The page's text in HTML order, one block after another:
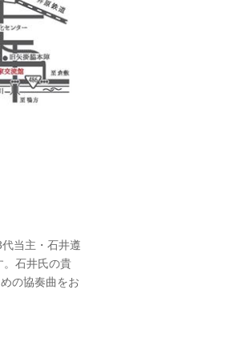
当主・石井遵
。石井氏の貴
の協奏曲をお